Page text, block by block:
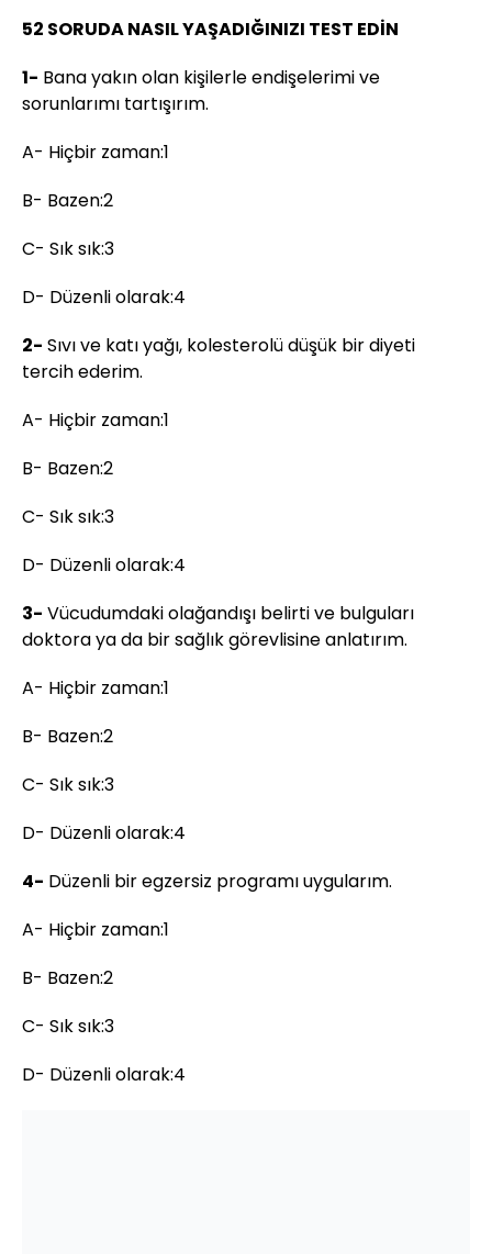
52 SORUDA NASIL YAŞADIĞINIZI TEST EDİN
1- Bana yakın olan kişilerle endişelerimi ve
sorunlarımı tartışırım.
A- Hiçbir zaman:1
B- Bazen:2
C- Sık sık:3
D- Düzenli olarak:4
2- Sıvı ve katı yağı, kolesterolü düşük bir diyeti
tercih ederim.
A- Hiçbir zaman:1
B- Bazen:2
C- Sık sık:3
D- Düzenli olarak:4
3- Vücudumdaki olağandışı belirti ve bulguları
doktora ya da bir sağlık görevlisine anlatırım.
A- Hiçbir zaman:1
B- Bazen:2
C- Sık sık:3
D- Düzenli olarak:4
4- Düzenli bir egzersiz programı uygularım.
A- Hiçbir zaman:1
B- Bazen:2
C- Sık sık:3
D- Düzenli olarak:4